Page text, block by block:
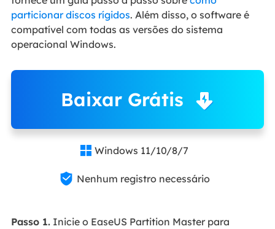
particionar discos rígidos. Além disso, o software é
compatível com todas as versões do sistema
operacional Windows.
Baixar Grátis
 Windows 11/10/8/7
 Nenhum registro necessário
Passo 1.Inicie o EaseUS Partition Master para